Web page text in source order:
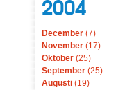
2004
December (7)
November (17)
Oktober (25)
September (25)
Augusti (19)